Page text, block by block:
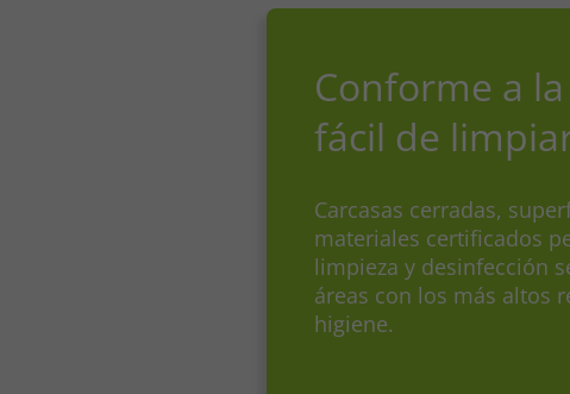
Conforme a
fácil de
Carcasas cerradas,
materiales certificados
limpieza y desinfección
áreas con los más altos
higiene.